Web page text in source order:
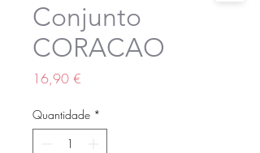
Conjunto
CORACAO
16,90 €
Quantidade *